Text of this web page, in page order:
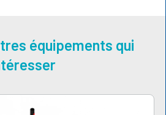
équipements qui